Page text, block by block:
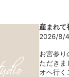
産まれて
2026/8/4
お宮参り
ただきま
オへ行く